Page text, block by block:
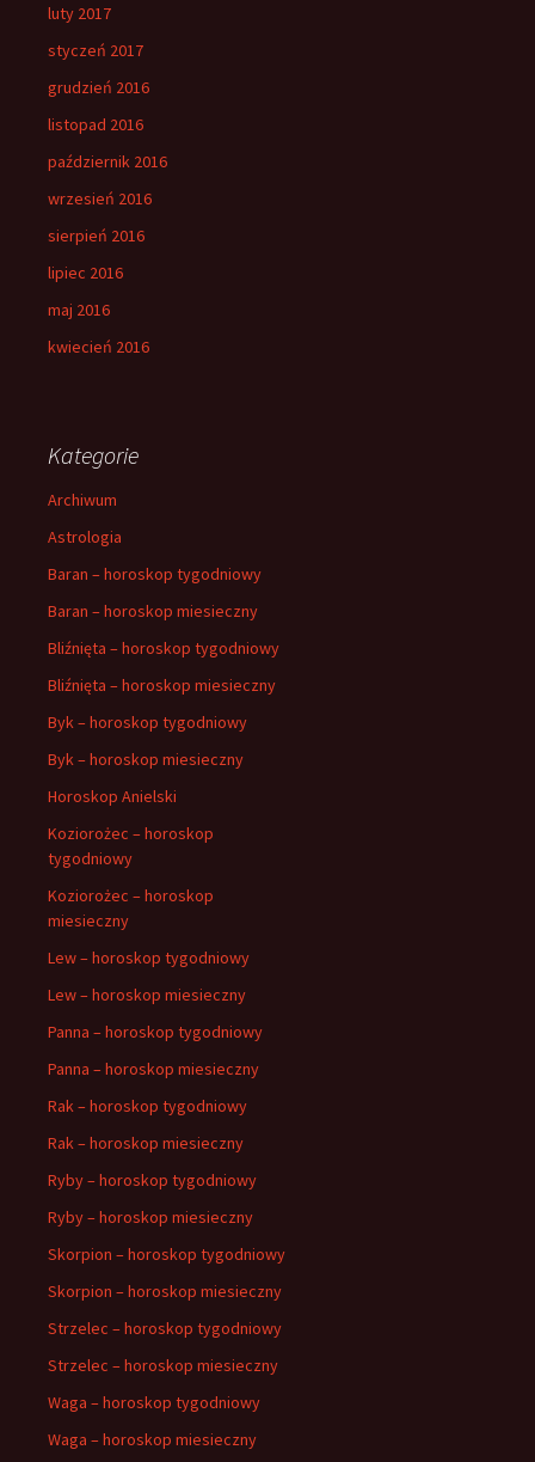
luty 2017
styczeń 2017
grudzień 2016
listopad 2016
październik 2016
wrzesień 2016
sierpień 2016
lipiec 2016
maj 2016
kwiecień 2016
Kategorie
Archiwum
Astrologia
Baran – horoskop tygodniowy
Baran – horoskop miesieczny
Bliźnięta – horoskop tygodniowy
Bliźnięta – horoskop miesieczny
Byk – horoskop tygodniowy
Byk – horoskop miesieczny
Horoskop Anielski
Koziorożec – horoskop
tygodniowy
Koziorożec – horoskop
miesieczny
Lew – horoskop tygodniowy
Lew – horoskop miesieczny
Panna – horoskop tygodniowy
Panna – horoskop miesieczny
Rak – horoskop tygodniowy
Rak – horoskop miesieczny
Ryby – horoskop tygodniowy
Ryby – horoskop miesieczny
Skorpion – horoskop tygodniowy
Skorpion – horoskop miesieczny
Strzelec – horoskop tygodniowy
Strzelec – horoskop miesieczny
Waga – horoskop tygodniowy
Waga – horoskop miesieczny